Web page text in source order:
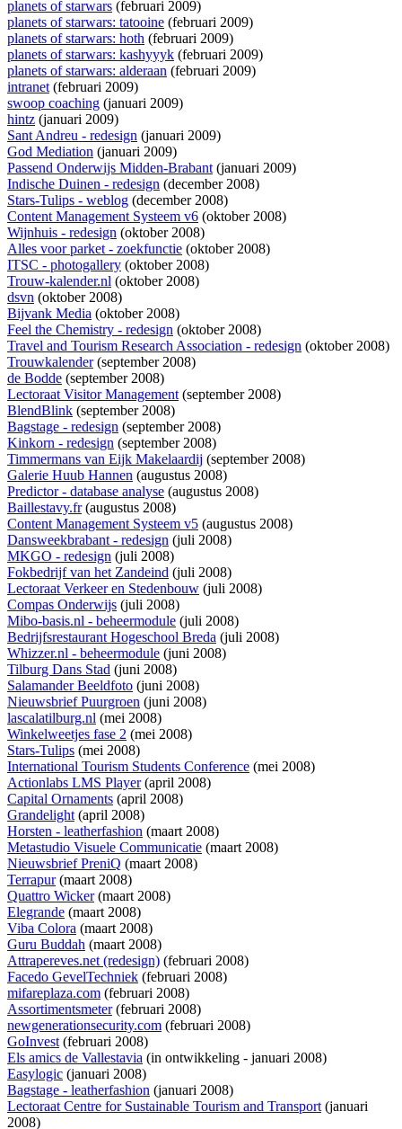
planets of starwars (februari 2009)
planets of starwars: tatooine (februari 2009)
planets of starwars: hoth (februari 2009)
planets of starwars: kashyyyk (februari 2009)
planets of starwars: alderaan (februari 2009)
intranet(februari 2009)
swoop coaching (januari 2009)
hintz (januari 2009)
Sant Andreu - redesign (januari 2009)
God Mediation (januari 2009)
Passend Onderwijs Midden-Brabant(januari 2009)
Indische Duinen - redesign (december 2008)
Stars-Tulips - weblog (december 2008)
Content Management Systeem v6 (oktober 2008)
Wijnhuis - redesign (oktober 2008)
Alles voor parket - zoekfunctie (oktober 2008)
ITSC - photogallery (oktober 2008)
Trouw-kalender.nl (oktober 2008)
dsvn (oktober 2008)
Bijvank Media (oktober 2008)
Feel the Chemistry - redesign (oktober 2008)
Travel and Tourism Research Association - redesign (oktober 2008)
Trouwkalender(september 2008)
de Bodde (september 2008)
Lectoraat Visitor Management(september 2008)
BlendBlink (september 2008)
Bagstage - redesign (september 2008)
Kinkorn - redesign (september 2008)
Timmermans van Eijk Makelaardij (september 2008)
Galerie Huub Hannen (augustus 2008)
Predictor - database analyse (augustus 2008)
Baillestavy.fr(augustus 2008)
Content Management Systeem v5 (augustus 2008)
Dansweekbrabant - redesign (juli 2008)
MKGO - redesign (juli 2008)
Fokbedrijf van het Zandeind (juli 2008)
Lectoraat Verkeer en Stedenbouw (juli 2008)
Compas Onderwijs (juli 2008)
Mibo-basis.nl - beheermodule (juli 2008)
Bedrijfsrestaurant Hogeschool Breda (juli 2008)
Whizzer.nl - beheermodule (juni 2008)
Tilburg Dans Stad (juni 2008)
Salamander Beeldfoto (juni 2008)
Nieuwsbrief Puurgroen (juni 2008)
lascalatilburg.nl (mei 2008)
Winkelweetjes fase 2 (mei 2008)
Stars-Tulips (mei 2008)
International Tourism Students Conference (mei 2008)
Actionlabs LMS Player(april 2008)
Capital Ornaments (april 2008)
Grandelight(april 2008)
Horsten - leatherfashion (maart 2008)
Metastudio Visuele Communicatie (maart 2008)
Nieuwsbrief PreniQ (maart 2008)
Terrapur(maart 2008)
Quattro Wicker(maart 2008)
Elegrande (maart 2008)
Viba Colora (maart 2008)
Guru Buddah (maart 2008)
Attrapereves.net (redesign) (februari 2008)
Facedo GevelTechniek (februari 2008)
mifareplaza.com (februari 2008)
Assortimentsmeter(februari 2008)
newgenerationsecurity.com (februari 2008)
GoInvest(februari 2008)
Els amics de Vallestavia (in ontwikkeling - januari 2008)
Easylogic (januari 2008)
Bagstage - leatherfashion (januari 2008)
Lectoraat Centre for Sustainable Tourism and Transport(januari
2008)